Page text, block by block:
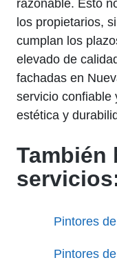
razonable. Esto
los propietarios,
cumplan los
elevado de
fachadas en
servicio confiable
estética y
También
Pintores
Pintores